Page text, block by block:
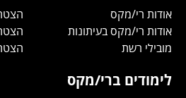
אודות רי/מקס
אודות רי/מקס בעיתונות
מובילי רשת
לימודים ברי/מקס